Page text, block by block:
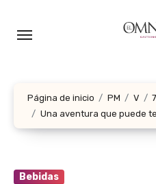
Página de inicio PM V
7
Una aventura que puede
Bebidas